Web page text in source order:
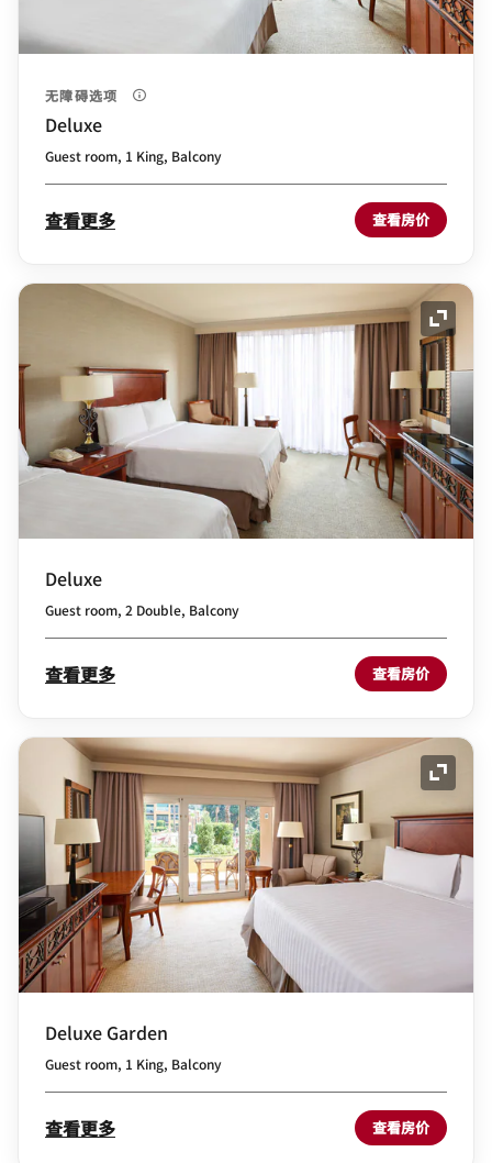
无障碍选项
Deluxe
Guest room, 1 King, Balcony
查看更多 查看房价
展开
Deluxe
Guest room, 2 Double, Balcony
查看更多 查看房价
展开
Deluxe Garden
Guest room, 1 King, Balcony
查看更多 查看房价